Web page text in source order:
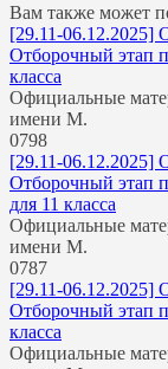
Вам также может
[29.11-
Отборочный этап
класса
Официальные
имени М.
0798
[29.11-
Отборочный этап
для 11 класса
Официальные
имени М.
0787
[29.11-
Отборочный этап
класса
Официальные